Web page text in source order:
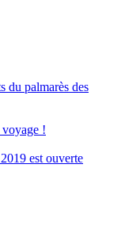
du palmarès des
!
est ouverte